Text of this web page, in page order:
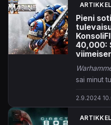
Pieni
40,000:
sai minut
2.9.2024